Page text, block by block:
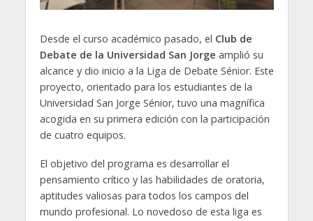
Desde el curso académico pasado, el Club de
Debate de la Universidad San Jorge amplió su
alcance y dio inicio a la Liga de Debate Sénior. Este
proyecto, orientado para los estudiantes de la
Universidad San Jorge Sénior, tuvo una magnífica
acogida en su primera edición con la participación
de cuatro equipos.
El objetivo del programa es desarrollar el
pensamiento crítico y las habilidades de oratoria,
aptitudes valiosas para todos los campos del
mundo profesional. Lo novedoso de esta liga es